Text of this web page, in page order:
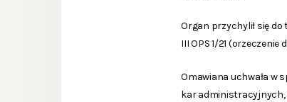
Organ przychylił się do
III OPS 1/21
Omawiana uchwała w
kar administracyjnych,